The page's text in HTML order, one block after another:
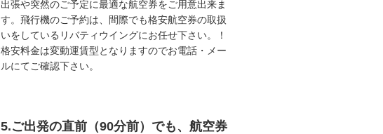
出張や突然のご予定に最適な航空券をご用意出来ま
す。飛行機のご予約は、間際でも格安航空券の取扱
いをしているリバティウイングにお任せ下さい。！
格安料金は変動運賃型となりますのでお電話・メー
ルにてご確認下さい。
5.ご出発の直前（90分前）でも、航空券